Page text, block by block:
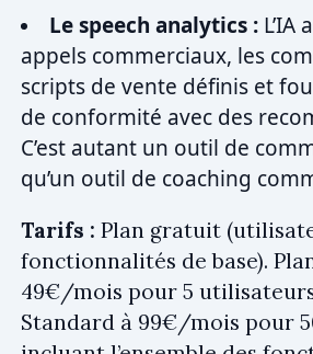
Le speech analytics : L’IA
appels commerciaux, les
scripts de vente définis et
de conformité avec des
C’est autant un outil de
qu’un outil de coaching
Tarifs : Plan gratuit
fonctionnalités de base).
49€/mois pour 5
Standard à 99€/mois pour